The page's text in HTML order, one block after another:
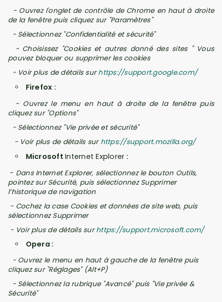
- Ouvrez l'onglet de contrôle de Chrome en haut à droite
de la fenêtre puis cliquez sur "Paramètres"
- Sélectionnez "Confidentialité et sécurité"
- Choisissez "Cookies et autres donné des sites " Vous
pouvez bloquer ou supprimer les cookies
- Voir plus de détails surhttps://support.google.com/
Firefox :
- Ouvrez le menu en haut à droite de la fenêtre puis
cliquez sur "Options"
- Sélectionnez "Vie privée et sécurité"
- Voir plus de détails sur https://support.mozilla.org/
MicrosoftInternet Explorer :
- Dans Internet Explorer, sélectionnez le bouton Outils,
pointez surSécurité, puis sélectionnezSupprimer
l’historique de navigation
- Cochez la case Cookies et donnéesde site web, puis
sélectionnezSupprimer
- Voir plus de détails surhttps://support.microsoft.com/
Opera :
- Ouvrez le menu en haut à gauche de la fenêtre puis
cliquez sur "Réglages" (Alt+P)
- Sélectionnez la rubrique "Avancé" puis "Vie privée &
Sécurité"